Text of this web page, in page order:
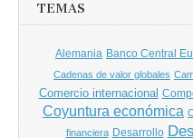
TEMAS
Alemania Banco Central
Cadenas de valor globales
Comercio internacional
Coyuntura económica
financiera Desarrollo